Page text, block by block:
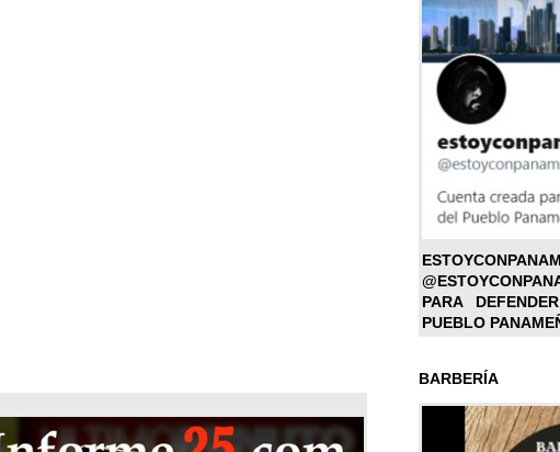
PARA
PUEBLO
BARBERÍA